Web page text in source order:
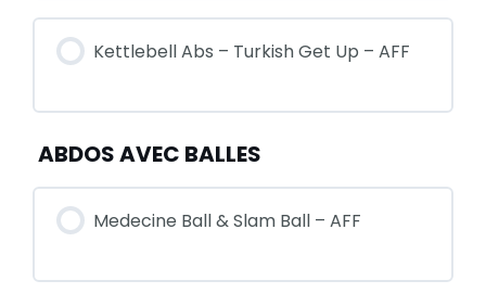
Kettlebell Abs – Turkish Get Up – AFF
ABDOS AVEC BALLES
Medecine Ball & Slam Ball – AFF